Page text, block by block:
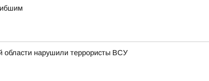
области нарушили террористы ВСУ